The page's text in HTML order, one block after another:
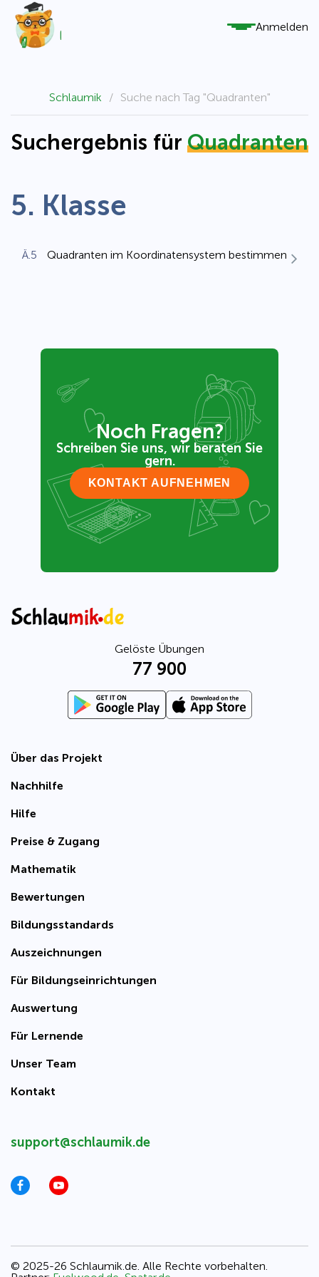
Anmelden
Schlaumik / Suche nach Tag "Quadranten"
Suchergebnis für Quadranten
5. Klasse
Ä.5 Quadranten im Koordinatensystem bestimmen
Noch Fragen?
Schreiben Sie uns, wir beraten Sie
gern.
KONTAKT AUFNEHMEN
Gelöste Übungen
77 900
Über das Projekt
Nachhilfe
Hilfe
Preise & Zugang
Mathematik
Bewertungen
Bildungsstandards
Auszeichnungen
Für Bildungseinrichtungen
Auswertung
Für Lernende
Unser Team
Kontakt
support@schlaumik.de
© 2025-26 Schlaumik.de. Alle Rechte vorbehalten.